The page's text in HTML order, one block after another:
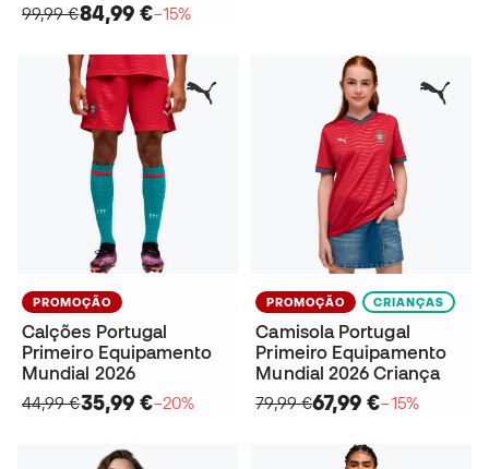
99,99 €84,99 €−15%
PROMOÇÃO
Calções Portugal
Primeiro Equipamento
Mundial 2026
44,99 €35,99 €−20%
PROMOÇÃO CRIANÇAS
Camisola Portugal
Primeiro Equipamento
Mundial 2026 Criança
79,99 €67,99 €−15%